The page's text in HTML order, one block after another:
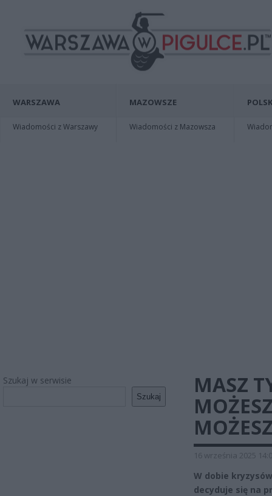
WARSZAWA
Wiadomości z Warszawy
MAZOWSZE
Wiadomości z Mazowsza
Szukaj w serwisie
Szukaj
MASZ
16 września 2025
W dobie
decyduje się na